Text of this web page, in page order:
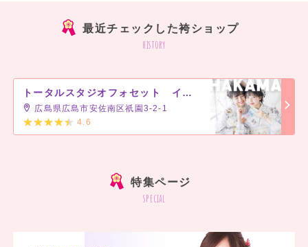
最近チェックした袴ショップ
history
トータルスタジオフォセット イオンモール広島祇園店
広島県広島市安佐南区祇園3-2-1
4.6
特集ページ
special